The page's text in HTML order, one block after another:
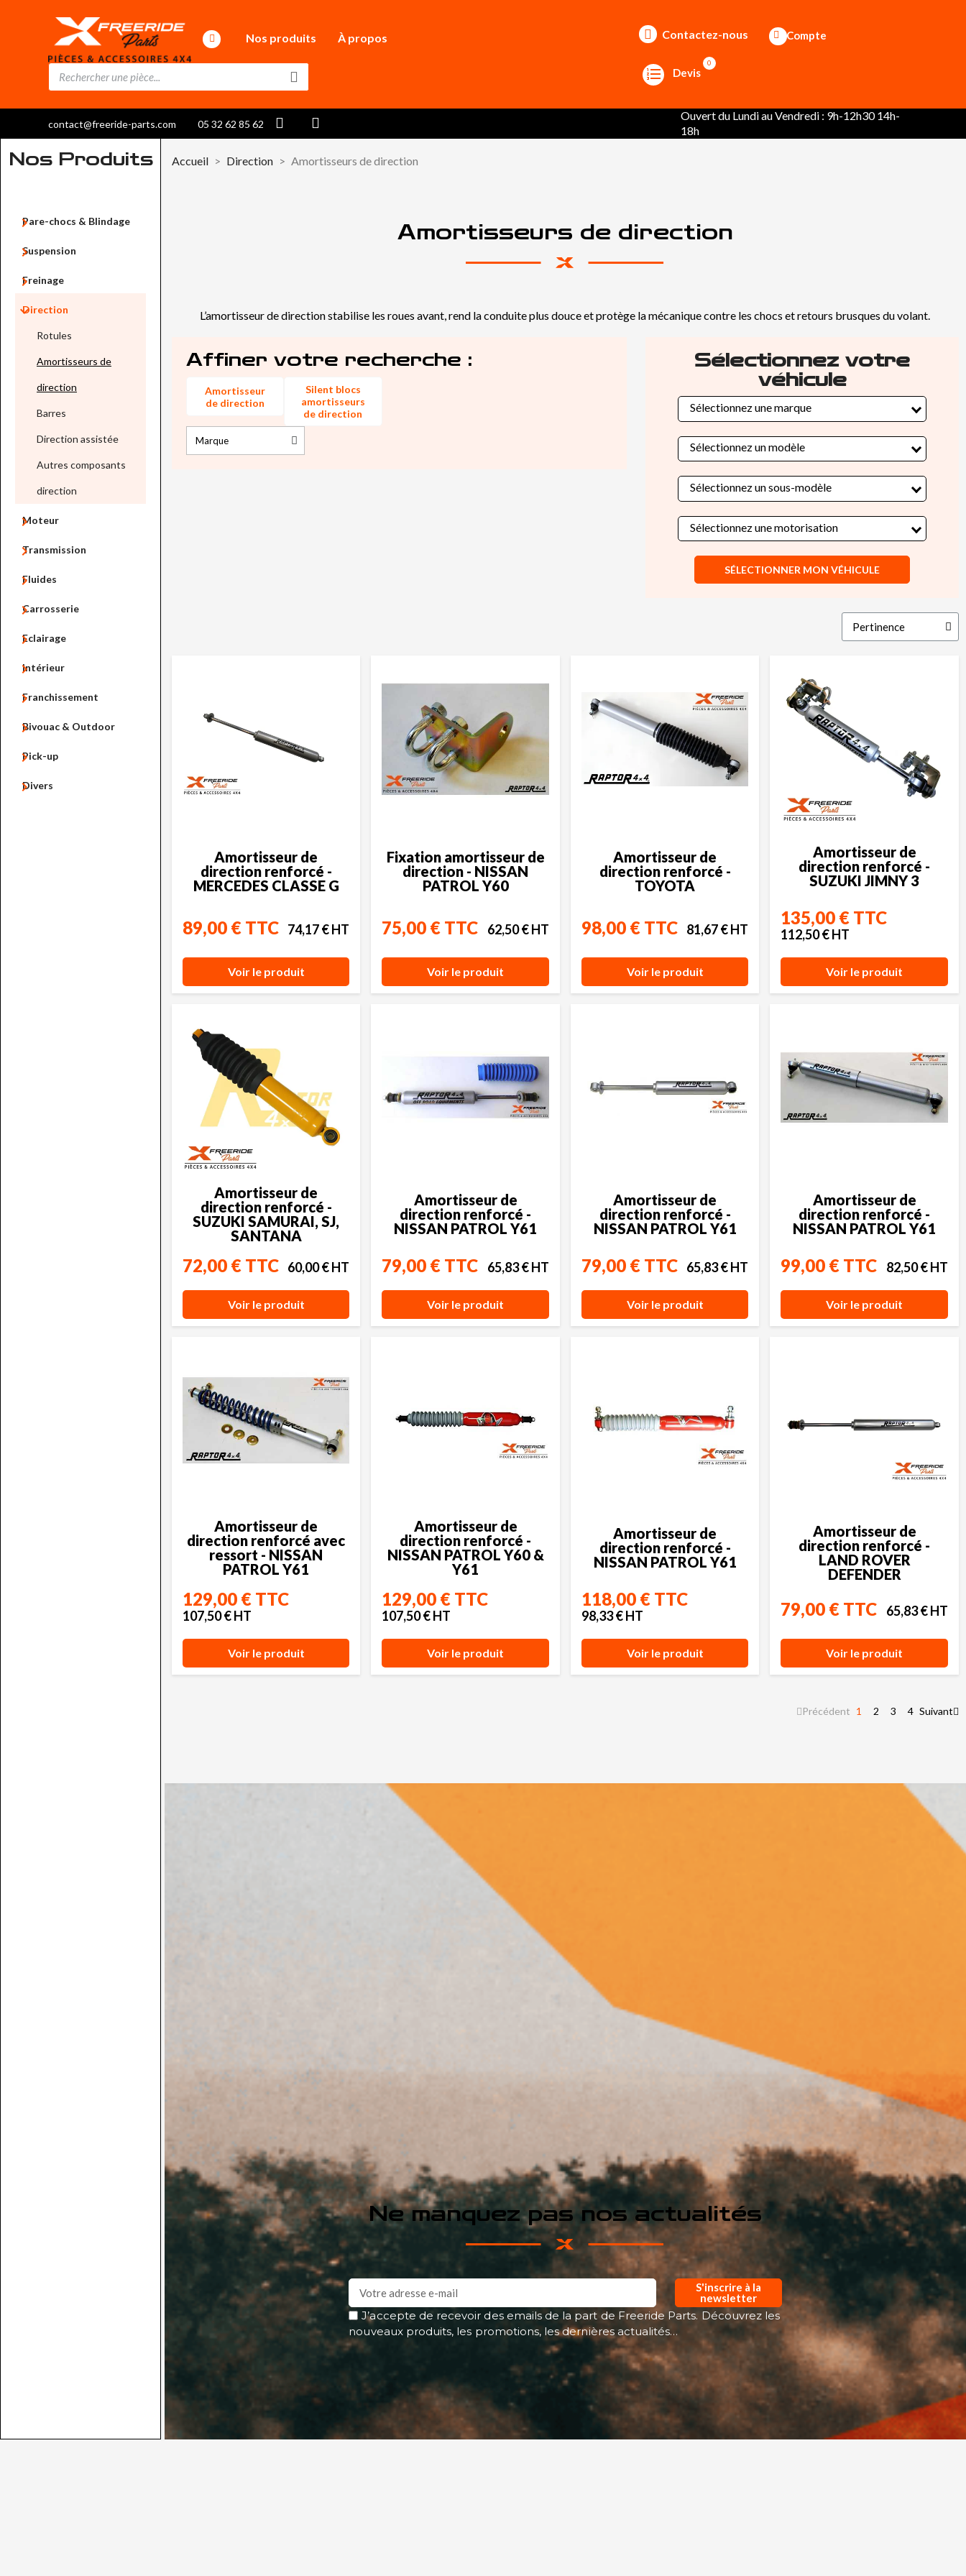
Nos produits À propos Contactez-nous Compte
Devis
0
contact@freeride-parts.com 05 32 62 85 62
Ouvert du Lundi au Vendredi : 9h-12h30 14h-
18h
Accueil Direction Amortisseurs de direction
Nos Produits
Pare-chocs & Blindage

Suspension

Freinage

Direction

Rotules
Amortisseurs de
direction
Barres
Direction assistée
Autres composants
direction
Moteur

Transmission

Fluides

Carrosserie

Eclairage

Intérieur

Franchissement

Bivouac & Outdoor

Pick-up

Divers

Amortisseurs de direction
L’amortisseur de direction stabilise les roues avant, rend la conduite plus douce et protège la mécanique contre les chocs et retours brusques du volant.
Affiner votre recherche :
Amortisseur
de direction
Silent blocs
amortisseurs
de direction
Sélectionnez votre
véhicule
Sélectionnez une marque
Sélectionnez un modèle
Sélectionnez un sous-modèle
Sélectionnez une motorisation
SÉLECTIONNER MON VÉHICULE
Amortisseur de
direction renforcé -
MERCEDES CLASSE G
89,00 € TTC 74,17 € HT
Voir le produit
Fixation amortisseur de
direction - NISSAN
PATROL Y60
75,00 € TTC 62,50 € HT
Voir le produit
Amortisseur de
direction renforcé -
TOYOTA
98,00 € TTC 81,67 € HT
Voir le produit
Amortisseur de
direction renforcé -
SUZUKI JIMNY 3
135,00 € TTC
112,50 € HT
Voir le produit
Amortisseur de
direction renforcé -
SUZUKI SAMURAI, SJ,
SANTANA
72,00 € TTC 60,00 € HT
Voir le produit
Amortisseur de
direction renforcé -
NISSAN PATROL Y61
79,00 € TTC 65,83 € HT
Voir le produit
Amortisseur de
direction renforcé -
NISSAN PATROL Y61
79,00 € TTC 65,83 € HT
Voir le produit
Amortisseur de
direction renforcé -
NISSAN PATROL Y61
99,00 € TTC 82,50 € HT
Voir le produit
Amortisseur de
direction renforcé avec
ressort - NISSAN
PATROL Y61
129,00 € TTC
107,50 € HT
Voir le produit
Amortisseur de
direction renforcé -
NISSAN PATROL Y60 &
Y61
129,00 € TTC
107,50 € HT
Voir le produit
Amortisseur de
direction renforcé -
NISSAN PATROL Y61
118,00 € TTC
98,33 € HT
Voir le produit
Amortisseur de
direction renforcé -
LAND ROVER
DEFENDER
79,00 € TTC 65,83 € HT
Voir le produit
Précédent 1 2 3 4 Suivant
Ne manquez pas nos actualités
S'inscrire à la
newsletter
J’accepte de recevoir des emails de la part de Freeride Parts. Découvrez les
nouveaux produits, les promotions, les dernières actualités…